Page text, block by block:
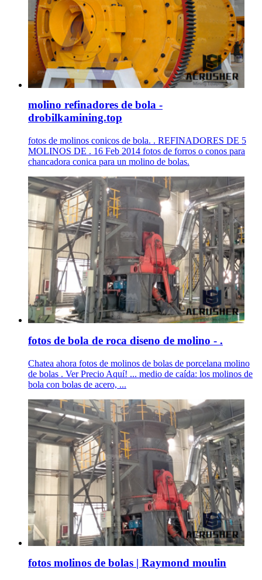
molino refinadores de bola -
drobilkamining.top
fotos de molinos conicos de bola. . REFINADORES DE 5
MOLINOS DE . 16 Feb 2014 fotos de forros o conos para
chancadora conica para un molino de bolas.
fotos de bola de roca diseno de molino - .
Chatea ahora fotos de molinos de bolas de porcelana molino
de bolas . Ver Precio Aquí! ... medio de caída: los molinos de
bola con bolas de acero, ...
fotos molinos de bolas | Raymond moulin